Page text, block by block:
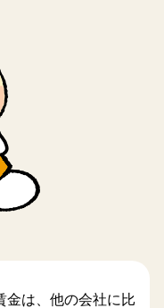
金は、他の会社に比